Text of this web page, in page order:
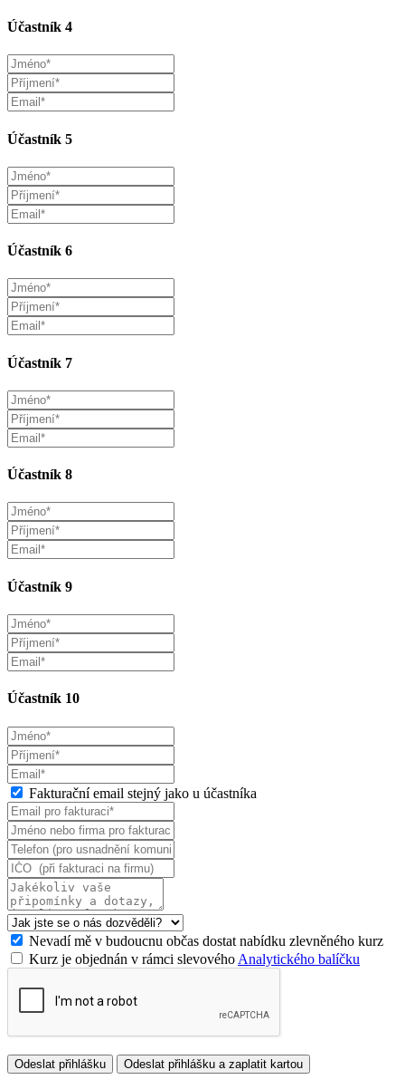
Účastník 4
Účastník 5
Účastník 6
Účastník 7
Účastník 8
Účastník 9
Účastník 10
Fakturační email stejný jako u účastníka
Nevadí mě v budoucnu občas dostat nabídku zlevněného kurz
Kurz je objednán v rámci slevového Analytického balíčku